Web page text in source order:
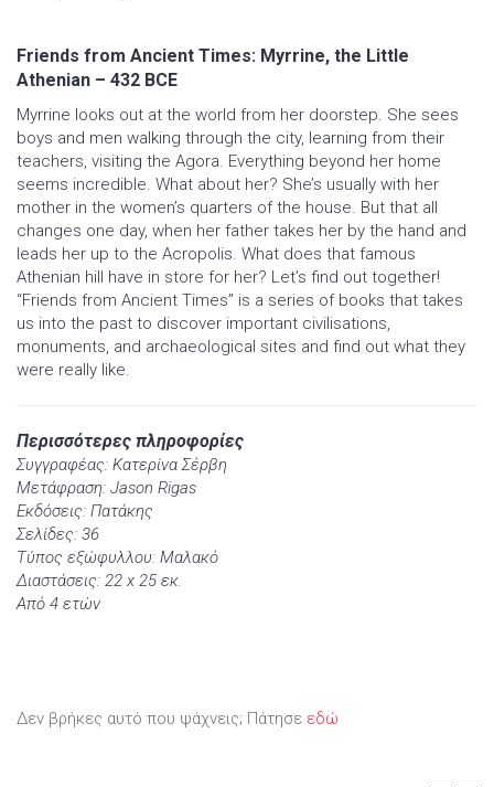
Friends from Ancient Times: Myrrine, the Little
Athenian – 432 BCE
Myrrine looks out at the world from her doorstep. She sees
boys and men walking through the city, learning from their
teachers, visiting the Agora. Everything beyond her home
seems incredible. What about her? She’s usually with her
mother in the women’s quarters of the house. But that all
changes one day, when her father takes her by the hand and
leads her up to the Acropolis. What does that famous
Athenian hill have in store for her? Let’s find out together!
“Friends from Ancient Times” is a series of books that takes
us into the past to discover important civilisations,
monuments, and archaeological sites and find out what they
were really like.
Περισσότερες πληροφορίες
Συγγραφέας: Κατερίνα Σέρβη
Μετάφραση: Jason Rigas
Εκδόσεις: Πατάκης
Σελίδες: 36
Τύπος εξώφυλλου: Μαλακό
Διαστάσεις: 22 x 25 εκ.
Από 4 ετών
Δεν βρήκες αυτό που ψάχνεις; Πάτησε εδώ